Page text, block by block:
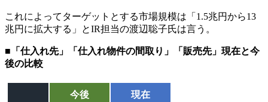
これによってターゲットとする市場規模は「1.5兆円から13
兆円に拡大する」とIR担当の渡辺聡子氏は言う。
■「仕入れ先」「仕入れ物件の間取り」「販売先」現在と今
後の比較
今後 現在